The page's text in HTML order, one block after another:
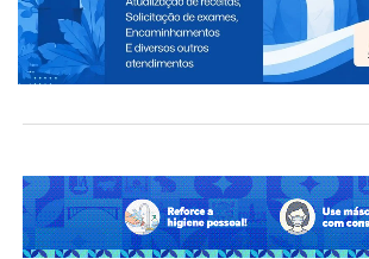
CLIQUE PARA COMENTAR